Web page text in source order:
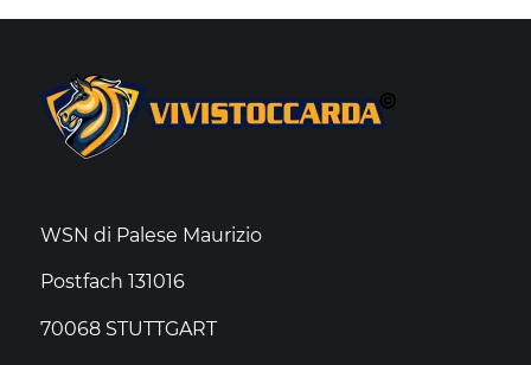
WSN di Palese Maurizio
Postfach 131016
70068 STUTTGART